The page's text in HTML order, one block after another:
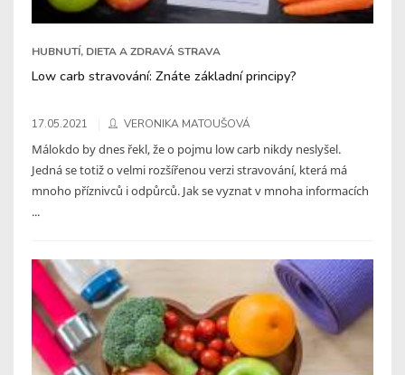
HUBNUTÍ, DIETA A ZDRAVÁ STRAVA
Low carb stravování: Znáte základní principy?
17.05.2021 VERONIKA MATOUŠOVÁ
Málokdo by dnes řekl, že o pojmu low carb nikdy neslyšel.
Jedná se totiž o velmi rozšířenou verzi stravování, která má
mnoho příznivců i odpůrců. Jak se vyznat v mnoha informacích
...